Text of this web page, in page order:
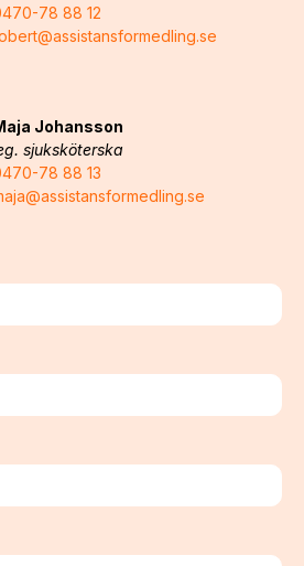
78 88 12
Johansson
sjuksköterska
78 88 13